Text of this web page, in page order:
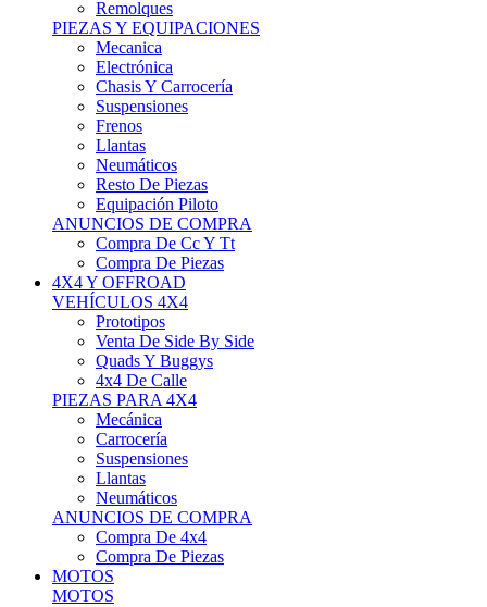
Mecanica
Electrónica
Chasis Y Carrocería
Suspensiones
Frenos
Llantas
Neumáticos
Resto De Piezas
Equipación Piloto
ANUNCIOS DE COMPRA
Compra De Cc Y Tt
Compra De Piezas
4X4 Y OFFROAD
VEHÍCULOS 4X4
Prototipos
Venta De Side By Side
Quads Y Buggys
4x4 De Calle
PIEZAS PARA 4X4
Mecánica
Carrocería
Suspensiones
Llantas
Neumáticos
ANUNCIOS DE COMPRA
Compra De 4x4
Compra De Piezas
MOTOS
MOTOS
Motos De Circuito